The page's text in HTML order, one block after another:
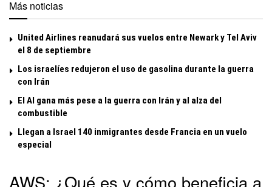
Más noticias
United Airlines reanudará sus vuelos entre Newark y Tel Aviv
el 8 de septiembre
Los israelíes redujeron el uso de gasolina durante la guerra
con Irán
El Al gana más pese a la guerra con Irán y al alza del
combustible
Llegan a Israel 140 inmigrantes desde Francia en un vuelo
especial
AWS: ¿Qué es y cómo beneficia a